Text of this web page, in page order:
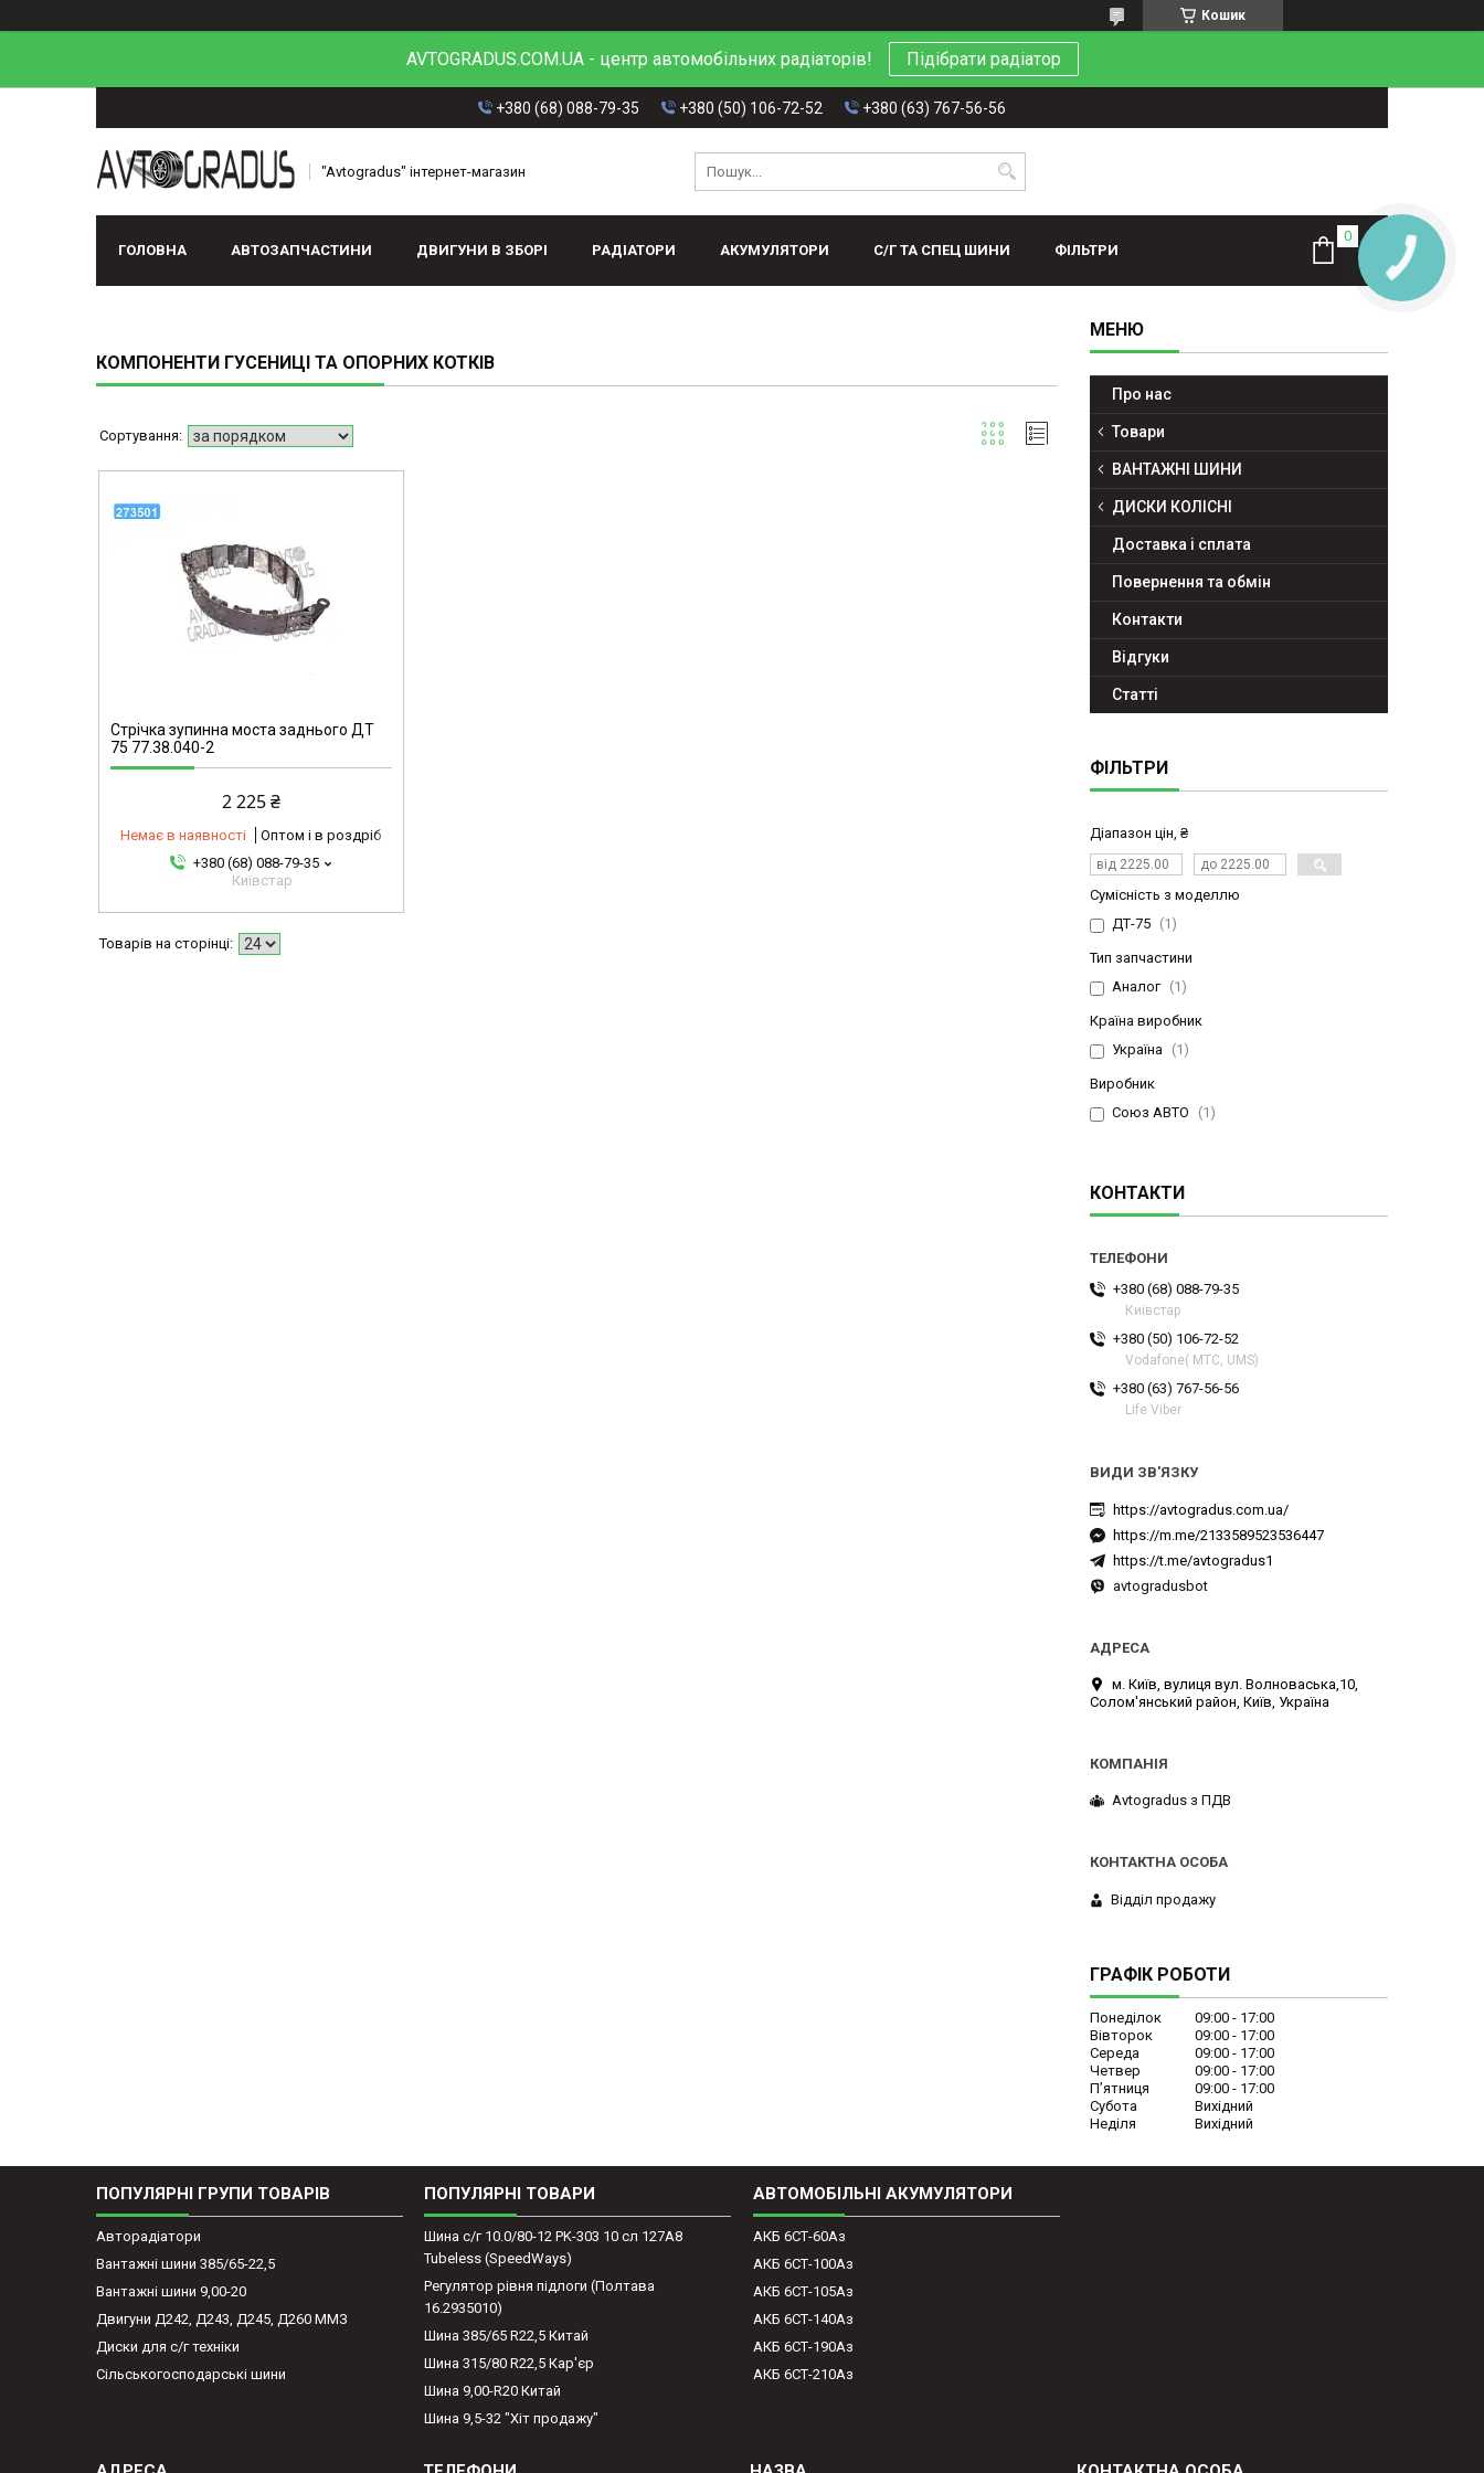
Кошик
AVTOGRADUS.COM.UA - центр автомобільних радіаторів! Підібрати радіатор
+380 (68) 088-79-35 +380 (50) 106-72-52 +380 (63) 767-56-56
"Avtogradus" інтернет-магазин
ГОЛОВНА АВТОЗАПЧАСТИНИ ДВИГУНИ В ЗБОРІ РАДІАТОРИ АКУМУЛЯТОРИ С/Г ТА СПЕЦ ШИНИ ФІЛЬТРИ
КОМПОНЕНТИ ГУСЕНИЦІ ТА ОПОРНИХ КОТКІВ
Стрічка зупинна моста заднього ДТ
75 77.38.040-2
2 225 ₴
Немає в наявності
Оптом і в роздріб
+380 (68) 088-79-35
Київстар
Про нас
Товари
ВАНТАЖНІ ШИНИ
ДИСКИ КОЛІСНІ
Доставка і сплата
Повернення та обмін
Контакти
Відгуки
Статті
ФІЛЬТРИ
Діапазон цін, ₴
Сумісність з моделлю
ДТ-75
1
Тип запчастини
Аналог
1
Країна виробник
Україна
1
Виробник
Союз АВТО
1
КОНТАКТИ
+380 (68) 088-79-35
Київстар
+380 (50) 106-72-52
Vodafone( МТС, UMS)
+380 (63) 767-56-56
Life Viber
https://avtogradus.com.ua/
https://m.me/2133589523536447
https://t.me/avtogradus1
avtogradusbot
м. Київ, вулиця вул. Волноваська,10,
Солом'янський район, Київ, Україна
Avtogradus з ПДВ
Відділ продажу
ГРАФІК РОБОТИ
Понеділок 09:00
17:00
Вівторок
09:00
17:00
Середа
09:00
17:00
Четвер
09:00
17:00
Пʼятниця
09:00
17:00
Субота
Вихідний
Неділя
Вихідний
ПОПУЛЯРНІ ГРУПИ ТОВАРІВ
Авторадіатори
Вантажні шини 385/65-22,5
Вантажні шини 9,00-20
Двигуни Д242, Д243, Д245, Д260 ММЗ
Диски для с/г техніки
Сільськогосподарські шини
ПОПУЛЯРНІ ТОВАРИ
Шина с/г 10.0/80-12 PK-303 10 сл 127A8
Tubeless (SpeedWays)
Регулятор рівня підлоги (Полтава
16.2935010)
Шина 385/65 R22,5 Китай
Шина 315/80 R22,5 Кар'єр
Шина 9,00-R20 Китай
Шина 9,5-32 "Хіт продажу"
АВТОМОБІЛЬНІ АКУМУЛЯТОРИ
АКБ 6СТ-60Аз
АКБ 6СТ-100Аз
АКБ 6СТ-105Аз
АКБ 6СТ-140Аз
АКБ 6СТ-190Аз
АКБ 6СТ-210Аз
КНОПКА
ЗВ'ЯЗКУ